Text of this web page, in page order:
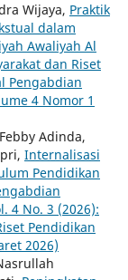
Wijaya, Praktik
dalam
Awaliyah Al
dan Riset
Pengabdian
4 Nomor 1
Adinda,
Internalisasi
Pendidikan
4 No. 3 (2026):
Pendidikan
2026)